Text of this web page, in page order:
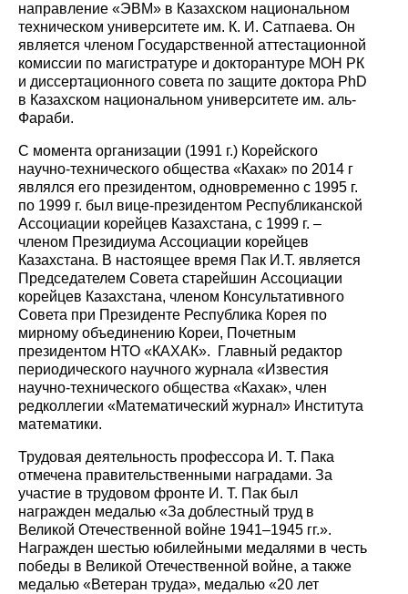
направление «ЭВМ» в Казахском национальном
техническом университете им. К. И. Сатпаева. Он
является членом Государственной аттестационной
комиссии по магистратуре и докторантуре МОН РК
и диссертационного совета по защите доктора PhD
в Казахском национальном университете им. аль-
Фараби.
С момента организации (1991 г.) Корейского
научно-технического общества «Кахак» по 2014 г
являлся его президентом, одновременно с 1995 г.
по 1999 г. был вице-президентом Республиканской
Ассоциации корейцев Казахстана, с 1999 г. –
членом Президиума Ассоциации корейцев
Казахстана. В настоящее время Пак И.Т. является
Председателем Совета старейшин Ассоциации
корейцев Казахстана, членом Консультативного
Совета при Президенте Республика Корея по
мирному объединению Кореи, Почетным
президентом НТО «КАХАК». Главный редактор
периодического научного журнала «Известия
научно-технического общества «Кахак», член
редколлегии «Математический журнал» Института
математики.
Трудовая деятельность профессора И. Т. Пака
отмечена правительственными наградами. За
участие в трудовом фронте И. Т. Пак был
награжден медалью «За доблестный труд в
Великой Отечественной войне 1941–1945 гг.».
Награжден шестью юбилейными медалями в честь
победы в Великой Отечественной войне, а также
медалью «Ветеран труда», медалью «20 лет